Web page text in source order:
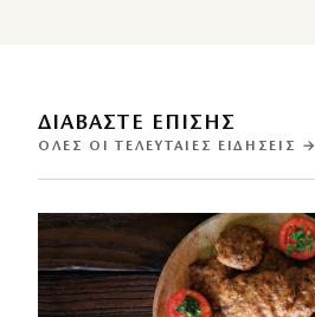
ΔΙΑΒΑΣΤΕ ΕΠΙΣΗΣ
ΌΛΕΣ ΟΙ ΤΕΛΕΥΤΑΊΕΣ ΕΙΔΉΣΕΙΣ →